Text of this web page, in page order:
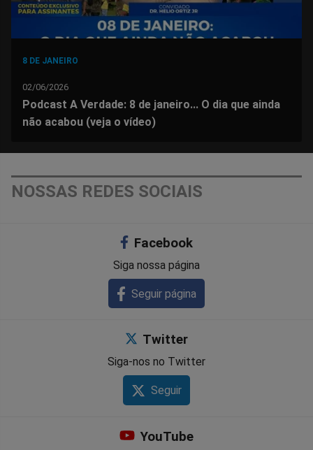
8 DE JANEIRO
02/06/2026
Podcast A Verdade: 8 de janeiro... O dia que ainda
não acabou (veja o vídeo)
NOSSAS REDES SOCIAIS
Facebook
Siga nossa página
Seguir página
Twitter
Siga-nos no Twitter
Seguir
YouTube